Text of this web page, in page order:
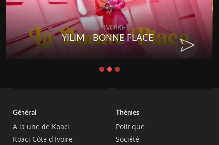
RAP IVOIRE
RENARD BARAKISSA - DOS DE
CHAT
Général
A la une de Koaci
Koaci Côte d'Ivoire
Thèmes
Politique
Société